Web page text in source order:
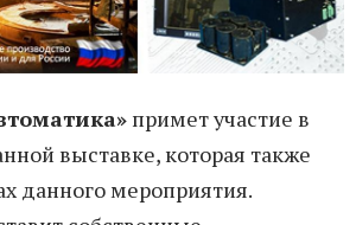
примет участие в
выставке, которая также
данного мероприятия.